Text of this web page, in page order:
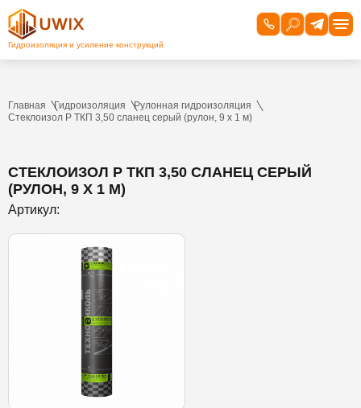
Главная Гидроизоляция
Рулонная гидроизоляция
Стеклоизол Р ТКП 3,50 сланец серый (рулон, 9 х 1 м)
СТЕКЛОИЗОЛ Р ТКП 3,50 СЛАНЕЦ СЕРЫЙ
(РУЛОН, 9 Х 1 М)
Артикул: